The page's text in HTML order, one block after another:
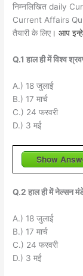
निम्नलिखित daily
Current Affairs
तैयारी के लिए । आप
Q.1 हाल ही में विश्व
A.) 18 जुलाई
B.) 17 मार्च
C.) 24 फरवरी
D.) 3 मई
Show
Q.2 हाल ही में नेल्सन
A.) 18 जुलाई
B.) 17 मार्च
C.) 24 फरवरी
D.) 3 मई